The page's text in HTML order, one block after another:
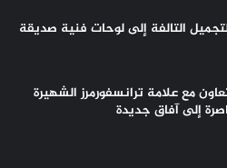
التالفة إلى لوحات فنية صديقة
مع علامة ترانسفورمرز الشهيرة
إلى آفاق جديدة